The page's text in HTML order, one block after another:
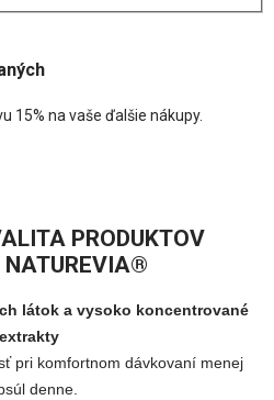
15% na vaše ďalšie nákupy.
PRODUKTOV
NATUREVIA®
látok a vysoko koncentrované
extrakty
pri komfortnom dávkovaní menej
denne.